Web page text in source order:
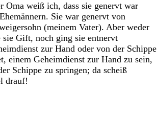
Oma weiß ich, dass sie genervt war
Sie war genervt von
(meinem Vater). Aber weder
sie Gift, noch ging sie entnervt
zur Hand oder von der
einem Geheimdienst zur Hand zu sein,
Schippe zu springen; da scheiß
drauf!